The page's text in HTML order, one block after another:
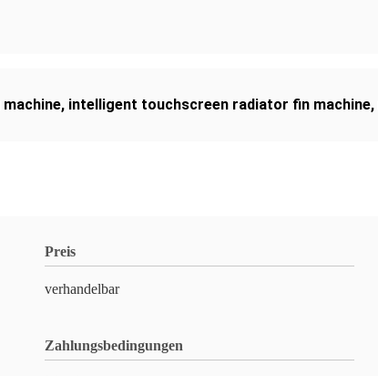
, intelligent touchscreen radiator fin machine,
Preis
verhandelbar
Zahlungsbedingungen